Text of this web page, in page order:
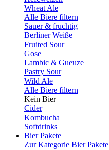
Wheat Ale
Alle Biere filtern
Sauer & fruchtig
Berliner Weiße
Fruited Sour
Gose
Lambic & Gueuze
Pastry Sour
Wild Ale
Alle Biere filtern
Kein Bier
Cider
Kombucha
Softdrinks
Bier Pakete
Zur Kategorie Bier Pakete